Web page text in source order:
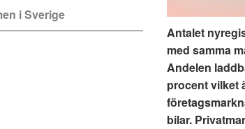
i Sverige
Antalet
med samma
Andelen
procent vilket
bilar.